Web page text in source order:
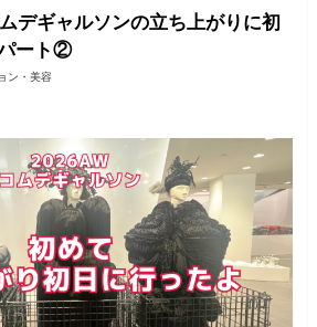
ムデギャルソンの立ち上がりに初
ート②
ン・美容